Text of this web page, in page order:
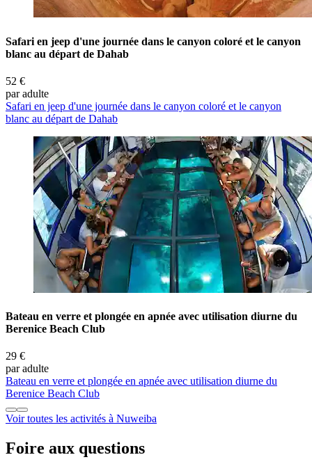
Safari en jeep d'une journée dans le canyon coloré et le canyon
blanc au départ de Dahab
52 €
par adulte
Safari en jeep d'une journée dans le canyon coloré et le canyon
blanc au départ de Dahab
Bateau en verre et plongée en apnée avec utilisation diurne du
Berenice Beach Club
29 €
par adulte
Bateau en verre et plongée en apnée avec utilisation diurne du
Berenice Beach Club
Voir toutes les activités à Nuweiba
Foire aux questions